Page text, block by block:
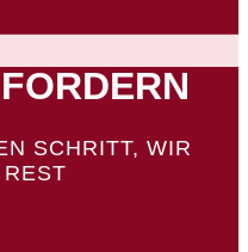
SCHRITT, WIR